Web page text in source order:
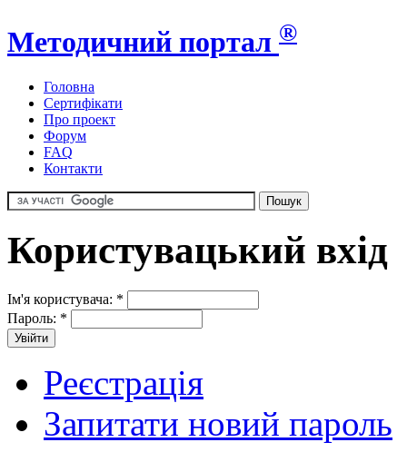
Методичний портал ®
Головна
Сертифікати
Про проект
Форум
FAQ
Контакти
Користувацький вхід
Ім'я користувача: *
Пароль: *
Реєстрація
Запитати новий пароль